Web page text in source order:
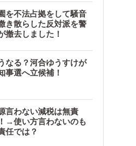
を不法占拠をして騒音
き散らした反対派を警
撤去しました！
なる？河合ゆうすけが
事選へ立候補！
言わない減税は無責
→使い方言わないのも
任では？